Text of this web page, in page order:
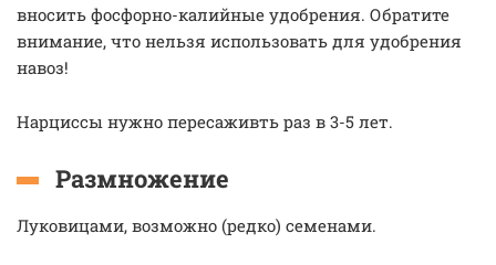
вносить фосфорно-калийные удобрения. Обратите
внимание, что нельзя использовать для удобрения
навоз!
Нарциссы нужно пересаживть раз в 3-5 лет.
Размножение
Луковицами, возможно (редко) семенами.